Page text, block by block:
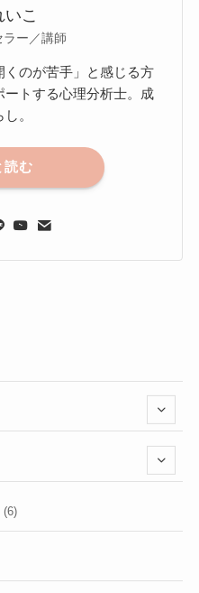
こ
ー／講師
くのが苦手」と感じる方
トする心理分析士。成
。
読む
(6)